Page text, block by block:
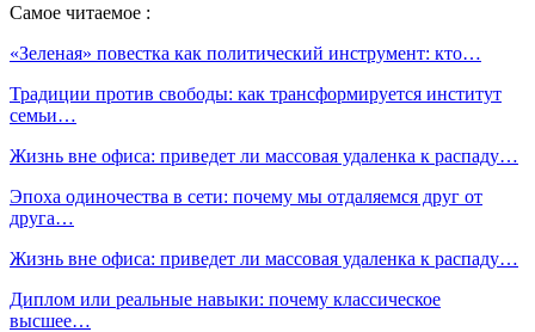
Самое читаемое :
«Зеленая» повестка как политический инструмент: кто…
Традиции против свободы: как трансформируется институт
семьи…
Жизнь вне офиса: приведет ли массовая удаленка к распаду…
Эпоха одиночества в сети: почему мы отдаляемся друг от
друга…
Жизнь вне офиса: приведет ли массовая удаленка к распаду…
Диплом или реальные навыки: почему классическое
высшее…